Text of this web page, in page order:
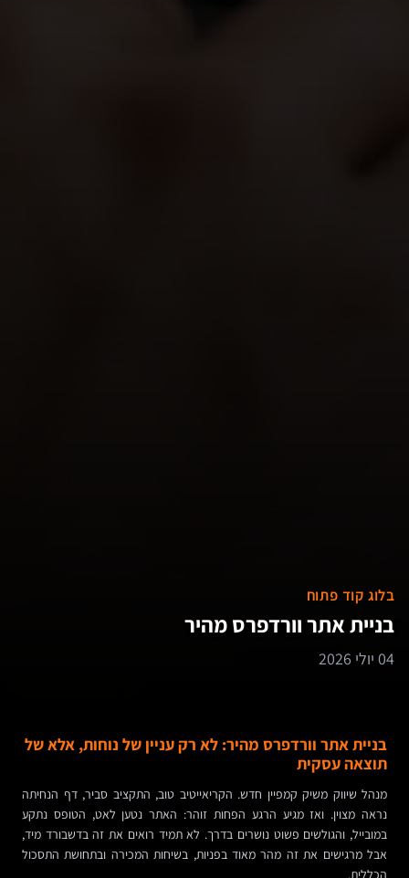
בלוג קוד פתוח
בניית אתר וורדפרס מהיר
04 יולי 2026
בניית אתר וורדפרס מהיר: לא רק עניין של נוחות, אלא של
תוצאה עסקית
מנהל שיווק משיק קמפיין חדש. הקריאייטיב טוב, התקציב סביר, דף הנחיתה
נראה מצוין. ואז מגיע הרגע הפחות זוהר: האתר נטען לאט, הטופס נתקע
במובייל, והגולשים פשוט נושרים בדרך. לא תמיד רואים את זה בדשבורד מיד,
אבל מרגישים את זה מהר מאוד בפניות, בשיחות המכירה ובתחושת התסכול
הכללית.